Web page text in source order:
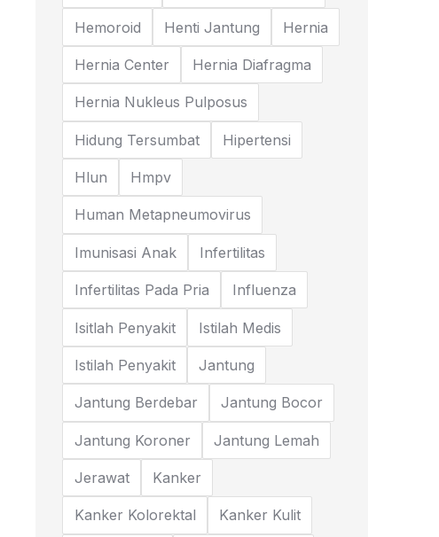
Hemoroid Henti Jantung Hernia
Hernia Center Hernia Diafragma
Hernia Nukleus Pulposus
Hidung Tersumbat Hipertensi
Hlun Hmpv
Human Metapneumovirus
Imunisasi Anak Infertilitas
Infertilitas Pada Pria Influenza
Isitlah Penyakit Istilah Medis
Istilah Penyakit Jantung
Jantung Berdebar Jantung Bocor
Jantung Koroner Jantung Lemah
Jerawat Kanker
Kanker Kolorektal Kanker Kulit